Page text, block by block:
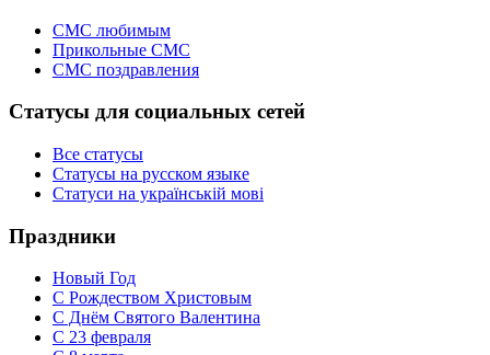
СМС любимым
Прикольные СМС
СМС поздравления
Статусы для социальных сетей
Все статусы
Статусы на русском языке
Статуси на українській мові
Праздники
Новый Год
С Рождеством Христовым
С Днём Святого Валентина
С 23 февраля